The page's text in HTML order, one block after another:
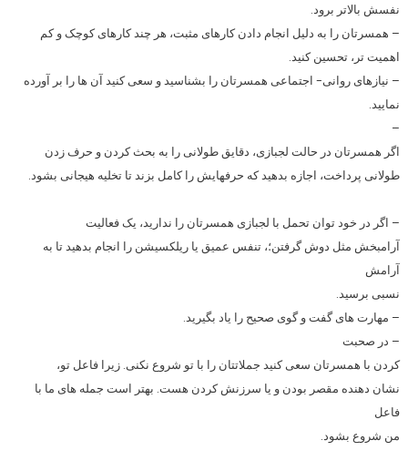
نفسش بالاتر برود.
– همسرتان را به دلیل انجام دادن کارهای مثبت، هر چند کارهای کوچک و کم
اهمیت تر، تحسین کنید.
– نیازهای روانی- اجتماعی همسرتان را بشناسید و سعی کنید آن ها را بر آورده
نمایید.
–
اگر همسرتان در حالت لجبازی، دقایق طولانی را به بحث کردن و حرف زدن
طولانی پرداخت، اجازه بدهید که حرفهایش را کامل بزند تا تخلیه هیجانی بشود.
– اگر در خود توان تحمل با لجبازی همسرتان را ندارید، یک فعالیت
آرامبخش مثل دوش گرفتن؛، تنفس عمیق یا ریلکسیشن را انجام بدهید تا به
آرامش
نسبی برسید.
– مهارت های گفت و گوی صحیح را یاد بگیرید.
– در صحبت
کردن با همسرتان سعی کنید جملاتتان را با تو شروع نکنی. زیرا فاعل تو،
نشان دهنده مقصر بودن و یا سرزنش کردن هست. بهتر است جمله های ما با
فاعل
من شروع بشود.